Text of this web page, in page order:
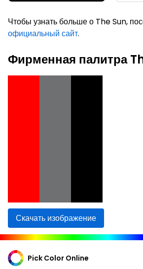
Чтобы узнать больше о The Sun,
официальный сайт.
Фирменная палитра
Скачать изображение
Pick Color Online